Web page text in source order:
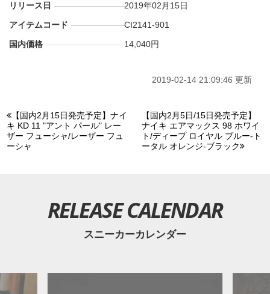
リリース日
2019年02月15日
アイテムコード
CI2141-901
国内価格
14,040円
2019-02-14 21:09:46 更新
【国内2月15日発売予定】ナイ
キ KD 11 "アント パール" レー
ザー フューシャ/レーザー フュ
ーシャ
【国内2月5日/15日発売予定】
ナイキ エアマックス 98 ホワイ
ト/ディープ ロイヤル ブルー-ト
ータル オレンジ-ブラック
RELEASE CALENDAR
スニーカーカレンダー